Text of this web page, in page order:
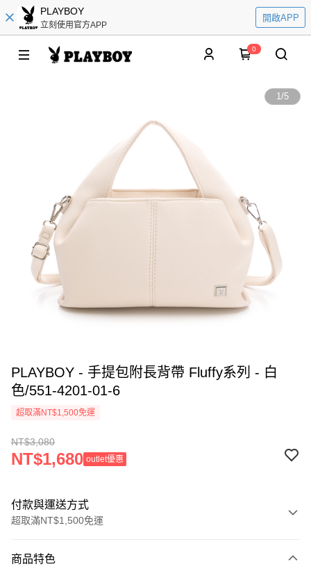
PLAYBOY
立刻使用官方APP
開啟APP
0
1/5
PLAYBOY - 手提包附長背帶 Fluffy系列 - 白
色/551-4201-01-6
超取滿NT$1,500免運
NT$3,080
NT$1,680 outlet優惠
付款與運送方式
超取滿NT$1,500免運
信用卡一次付款
商品特色